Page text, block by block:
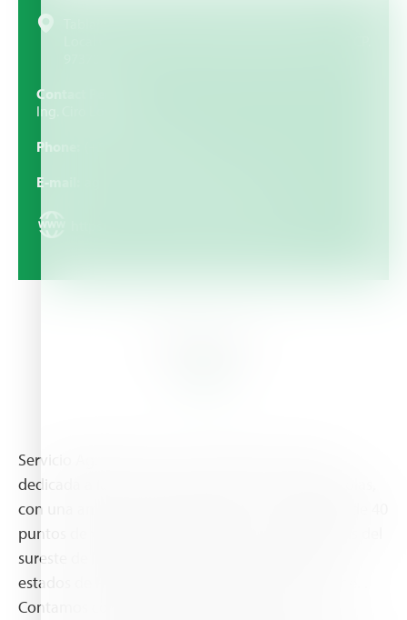
Contact Person
Ing. Ciro Lopez V.
Phone
E-mail
Servicio Agrotecnico es una empresa mexicana
dedicada a la comercialización de insumos agrícolas,
con una amplia red de sucursales, con alrededor de 40
puntos de venta en las principales zonas agrícolas del
sureste de la república mexicana, incluyendo los
estados de Puebla, Veracruz, Tabasco y Campeche. .
Contamos con un amplio equipo de técnicos